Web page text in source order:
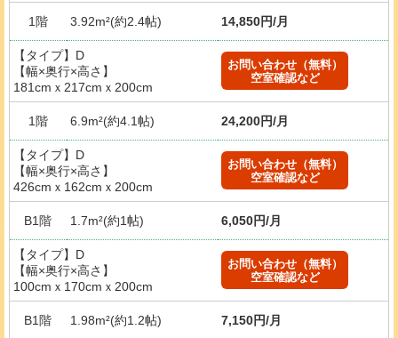
1階 3.92m²(約2.4帖) 14,850円/月
【タイプ】D
【幅×奥行×高さ】
181cmｘ217cmｘ200cm
お問い合わせ（無料）
空室確認など
1階 6.9m²(約4.1帖) 24,200円/月
【タイプ】D
【幅×奥行×高さ】
426cmｘ162cmｘ200cm
お問い合わせ（無料）
空室確認など
B1階 1.7m²(約1帖) 6,050円/月
【タイプ】D
【幅×奥行×高さ】
100cmｘ170cmｘ200cm
お問い合わせ（無料）
空室確認など
B1階 1.98m²(約1.2帖) 7,150円/月